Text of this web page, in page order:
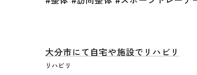
大分市にて自宅や施設でリハビリ
リハビリ